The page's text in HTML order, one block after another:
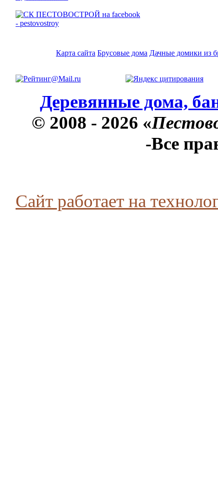
Карта сайта Брусовые дома Дачные домики из
Деревянные дома,
© 2008 - 2026 «
-Все
Сайт работает на